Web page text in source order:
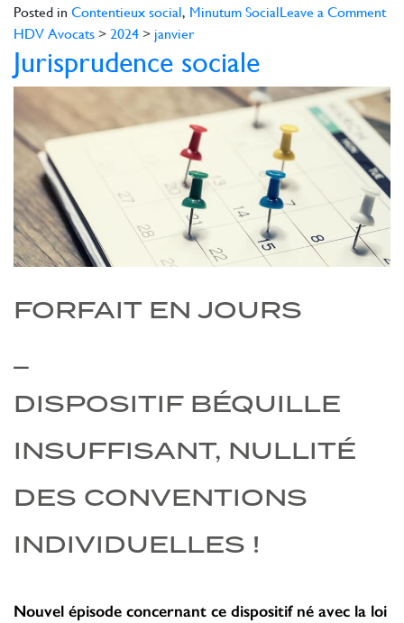
Posted in Contentieux social, Minutum SocialLeave a Commenton
HDV Avocats > 2024 > janvier
Jurisprudence sociale
FORFAIT EN JOURS
_
DISPOSITIF BÉQUILLE
INSUFFISANT, NULLITÉ
DES CONVENTIONS
INDIVIDUELLES !
Nouvel épisode concernant ce dispositif né avec la loi